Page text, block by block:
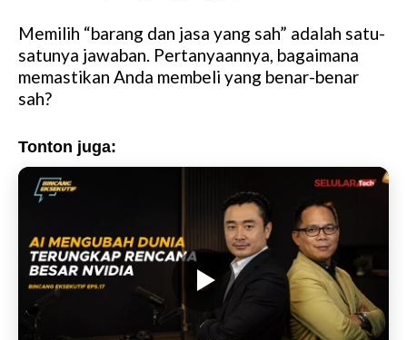
Memilih “barang dan jasa yang sah” adalah satu-
satunya jawaban. Pertanyaannya, bagaimana
memastikan Anda membeli yang benar-benar
sah?
Tonton juga: